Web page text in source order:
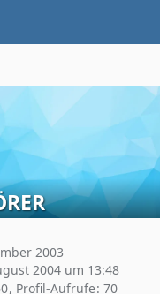
2003
2004 um 13:48
Profil-Aufrufe 70